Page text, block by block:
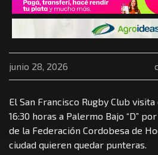
junio 28, 2026
El San Francisco Rugby Club
16:30 horas a Palermo Bajo “D”
de la Federación Cordobesa de
ciudad quieren quedar punteras.